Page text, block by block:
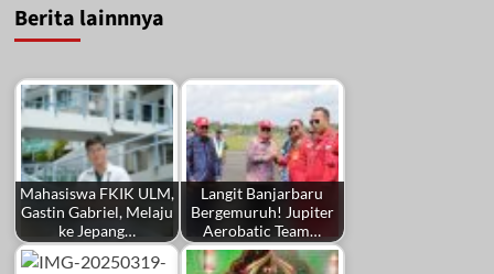
Berita lainnnya
Mahasiswa FKIK ULM,
Gastin Gabriel, Melaju
ke Jepang…
Langit Banjarbaru
Bergemuruh! Jupiter
Aerobatic Team…